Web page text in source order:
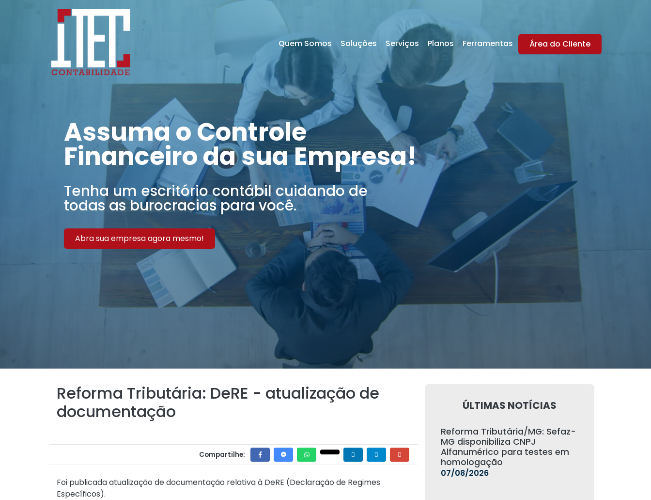
Quem Somos Soluções Serviços Planos Ferramentas Área do Cliente
Assuma o Controle
Financeiro da sua Empresa!
Tenha um escritório contábil cuidando de
todas as burocracias para você.
Abra sua empresa agora mesmo!
Reforma Tributária: DeRE - atualização de
documentação
Compartilhe:
Foi publicada atualização de documentação relativa à DeRE (Declaração de Regimes
Específicos).
ÚLTIMAS NOTÍCIAS
Reforma Tributária/MG: Sefaz-
MG disponibiliza CNPJ
Alfanumérico para testes em
homologação
07/08/2026